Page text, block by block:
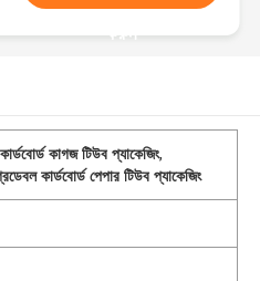
করুন
কাগজ টিউব প্যাকেজিং,
কার্ডবোর্ড পেপার টিউব প্যাকেজিং